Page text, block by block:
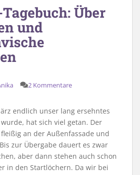
Über
und
2 Kommentare
endlich unser lang ersehntes
hat sich viel getan. Der
an der Außenfassade und
zur Übergabe dauert es zwar
aber dann stehen auch schon
in den Startlöchern. Da wir bei